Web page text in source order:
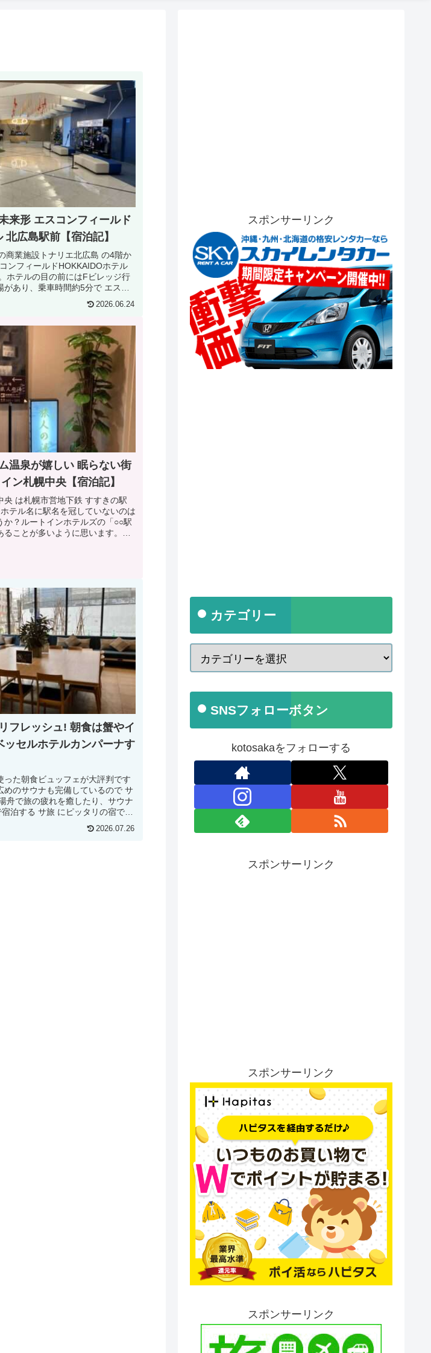
来形 エスコンフィールド
広島駅前【宿泊記】
商業施設トナリエ北広島 の4階か
ンフィールドHOKKAIDOホテル
ホテルの目の前にはFビレッジ行
あり、乗車時間約5分で エスコ
2026.06.24
温泉が嬉しい 眠らない街
ン札幌中央【宿泊記】
央 は札幌市営地下鉄 すすきの駅
テル名に駅名を冠していないのは
か？ルートインホテルズの「○○駅
ことが多いように思います。そ
フレッシュ! 朝食は蟹やイ
ッセルホテルカンパーナす
った朝食ビュッフェが大評判です
めのサウナも完備しているので サ
舟で旅の疲れを癒したり、サウナ
宿泊する サ旅 にピッタリの宿で
2026.07.26
スポンサーリンク
カテゴリー
SNSフォローボタン
kotosakaをフォローする
スポンサーリンク
スポンサーリンク
スポンサーリンク